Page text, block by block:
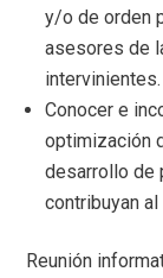
y/o de orden
asesores de
intervinientes.
Conocer e
optimización
desarrollo de
contribuyan
Reunión